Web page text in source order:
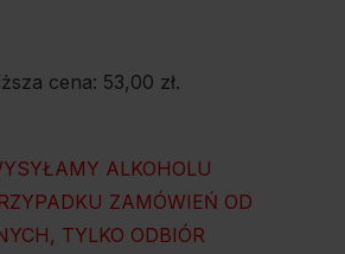
cena: 53,00 zł.
ALKOHOLU
ZAMÓWIEŃ OD
TYLKO ODBIÓR